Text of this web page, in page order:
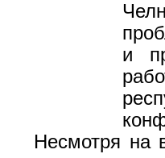
и
Несмотря на